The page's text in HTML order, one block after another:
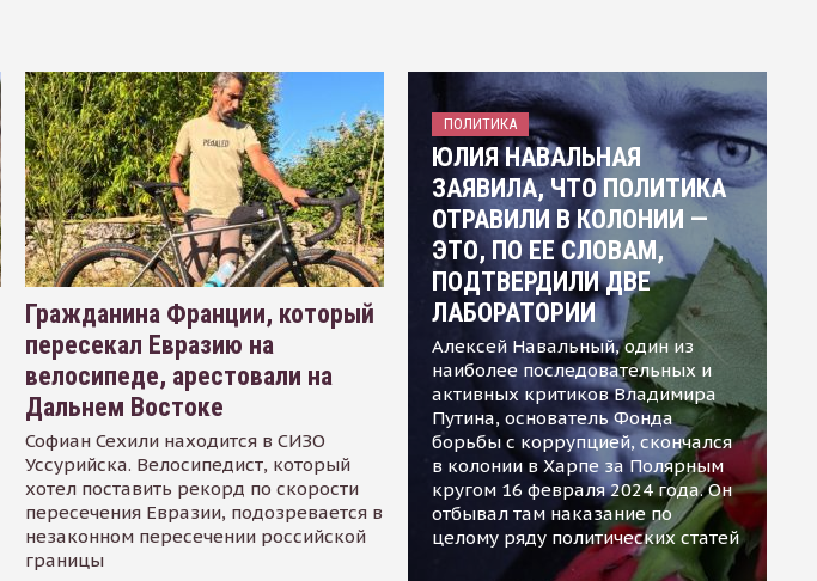
Гражданина Франции, который
пересекал Евразию на
велосипеде, арестовали на
Дальнем Востоке
Софиан Сехили находится в СИЗО
Уссурийска. Велосипедист, который
хотел поставить рекорд по скорости
пересечения Евразии, подозревается в
незаконном пересечении российской
границы
ПОЛИТИКА
ЮЛИЯ НАВАЛЬНАЯ
ЗАЯВИЛА, ЧТО ПОЛИТИКА
ОТРАВИЛИ В КОЛОНИИ —
ЭТО, ПО ЕЕ СЛОВАМ,
ПОДТВЕРДИЛИ ДВЕ
ЛАБОРАТОРИИ
Алексей Навальный, один из
наиболее последовательных и
активных критиков Владимира
Путина, основатель Фонда
борьбы с коррупцией, скончался
в колонии в Харпе за Полярным
кругом 16 февраля 2024 года. Он
отбывал там наказание по
целому ряду политических статей